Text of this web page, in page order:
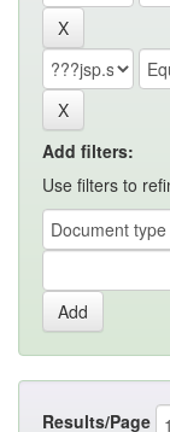
Add filters:
Use filters to
Results/Page